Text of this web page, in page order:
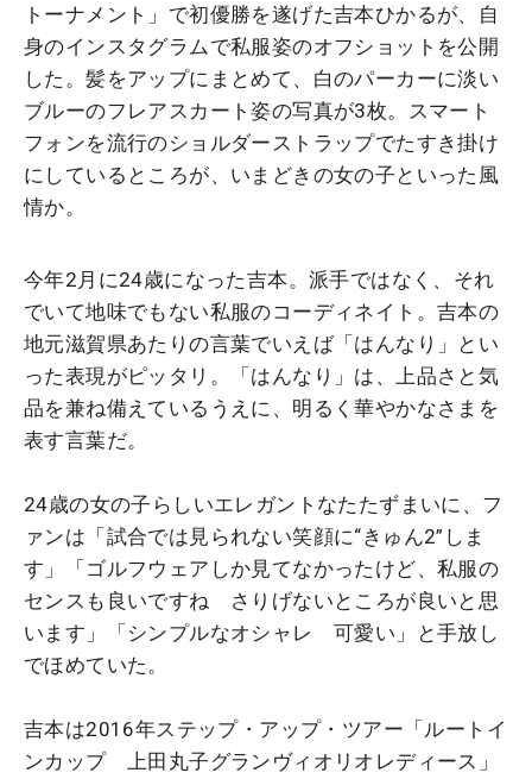
トーナメント」で初優勝を遂げた吉本ひかるが、自
身のインスタグラムで私服姿のオフショットを公開
した。髪をアップにまとめて、白のパーカーに淡い
ブルーのフレアスカート姿の写真が3枚。スマート
フォンを流行のショルダーストラップでたすき掛け
にしているところが、いまどきの女の子といった風
情か。
今年2月に24歳になった吉本。派手ではなく、それ
でいて地味でもない私服のコーディネイト。吉本の
地元滋賀県あたりの言葉でいえば「はんなり」とい
った表現がピッタリ。「はんなり」は、上品さと気
品を兼ね備えているうえに、明るく華やかなさまを
表す言葉だ。
24歳の女の子らしいエレガントなたたずまいに、フ
ァンは「試合では見られない笑顔に“きゅん2”しま
す」「ゴルフウェアしか見てなかったけど、私服の
センスも良いですね さりげないところが良いと思
います」「シンプルなオシャレ 可愛い」と手放し
でほめていた。
吉本は2016年ステップ・アップ・ツアー「ルートイ
ンカップ 上田丸子グランヴィオリオレディース」